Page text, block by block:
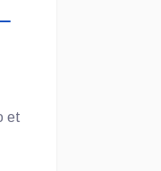
et